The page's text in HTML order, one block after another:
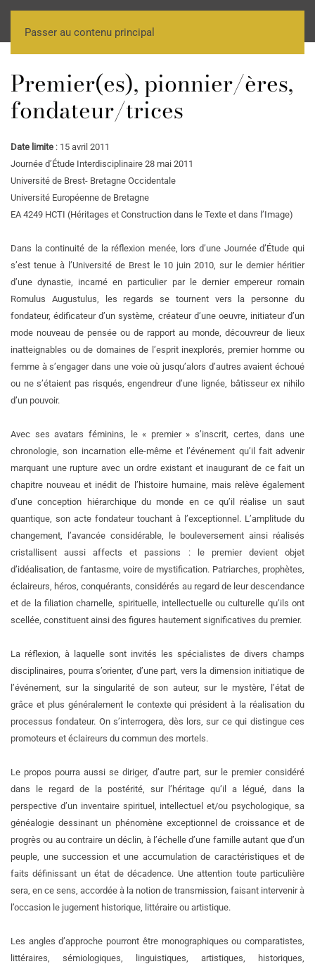
Passer au contenu principal
Premier(es), pionnier/ères,
fondateur/trices
Date limite : 15 avril 2011
Journée d’Étude Interdisciplinaire 28 mai 2011
Université de Brest- Bretagne Occidentale
Université Européenne de Bretagne
EA 4249 HCTI (Héritages et Construction dans le Texte et dans l’Image)
Dans la continuité de la réflexion menée, lors d’une Journée d’Étude qui
s’est tenue à l’Université de Brest le 10 juin 2010, sur le dernier héritier
d’une dynastie, incarné en particulier par le dernier empereur romain
Romulus Augustulus, les regards se tournent vers la personne du
fondateur, édificateur d’un système, créateur d’une oeuvre, initiateur d’un
mode nouveau de pensée ou de rapport au monde, découvreur de lieux
inatteignables ou de domaines de l’esprit inexplorés, premier homme ou
femme à s’engager dans une voie où jusqu’alors d’autres avaient échoué
ou ne s’étaient pas risqués, engendreur d’une lignée, bâtisseur ex nihilo
d’un pouvoir.
Avec ses avatars féminins, le « premier » s’inscrit, certes, dans une
chronologie, son incarnation elle-même et l’événement qu’il fait advenir
marquant une rupture avec un ordre existant et inaugurant de ce fait un
chapitre nouveau et inédit de l’histoire humaine, mais relève également
d’une conception hiérarchique du monde en ce qu’il réalise un saut
quantique, son acte fondateur touchant à l’exceptionnel. L’amplitude du
changement, l’avancée considérable, le bouleversement ainsi réalisés
cristallisent aussi affects et passions : le premier devient objet
d’idéalisation, de fantasme, voire de mystification. Patriarches, prophètes,
éclaireurs, héros, conquérants, considérés au regard de leur descendance
et de la filiation charnelle, spirituelle, intellectuelle ou culturelle qu’ils ont
scellée, constituent ainsi des figures hautement significatives du premier.
La réflexion, à laquelle sont invités les spécialistes de divers champs
disciplinaires, pourra s’orienter, d’une part, vers la dimension initiatique de
l’événement, sur la singularité de son auteur, sur le mystère, l’état de
grâce et plus généralement le contexte qui président à la réalisation du
processus fondateur. On s’interrogera, dès lors, sur ce qui distingue ces
promoteurs et éclaireurs du commun des mortels.
Le propos pourra aussi se diriger, d’autre part, sur le premier considéré
dans le regard de la postérité, sur l’héritage qu’il a légué, dans la
perspective d’un inventaire spirituel, intellectuel et/ou psychologique, sa
généalogie dessinant un phénomène exceptionnel de croissance et de
progrès ou au contraire un déclin, à l’échelle d’une famille autant que d’un
peuple, une succession et une accumulation de caractéristiques et de
faits définissant un état de décadence. Une attention toute particulière
sera, en ce sens, accordée à la notion de transmission, faisant intervenir à
l’occasion le jugement historique, littéraire ou artistique.
Les angles d’approche pourront être monographiques ou comparatistes,
littéraires, sémiologiques, linguistiques, artistiques, historiques,